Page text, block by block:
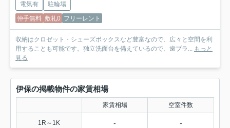
電気有
駐輪場
仲手無料 敷礼0 フリーレント
収納はクロゼット・シューズボックスなど豊富なので、広々と空間を利
用することも可能です。独立洗面台を備えているので、歯ブラ... もっと
見る
伊保の掲載物件の家賃相場
家賃相場 空室件数
1R～1K - -